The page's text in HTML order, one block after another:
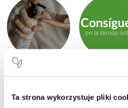
Ta strona wykorzystuje pliki
product.label.guide
en la tienda
Aplicar uniformemente sobre el
Masajear suavemente. Evitar el